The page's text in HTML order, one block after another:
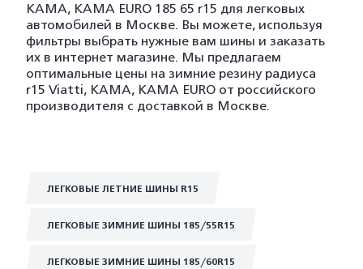
KAMA, KAMA EURO 185 65 r15 для легковых
автомобилей в Москве. Вы можете, используя
фильтры выбрать нужные вам шины и заказать
их в интернет магазине. Мы предлагаем
оптимальные цены на зимние резину радиуса
r15 Viatti, KAMA, KAMA EURO от российского
производителя с доставкой в Москве.
ЛЕГКОВЫЕ ЛЕТНИЕ ШИНЫ R15
ЛЕГКОВЫЕ ЗИМНИЕ ШИНЫ 185/55R15
ЛЕГКОВЫЕ ЗИМНИЕ ШИНЫ 185/60R15